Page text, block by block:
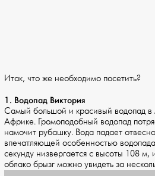
Итак, что же необходимо посетить?
1. Водопад Виктория
Самый большой и красивый водопад в
Африке. Громоподобный водопад
намочит рубашку. Вода падает
впечатляющей особенностью
секунду низвергается с высоты 108
облако брызг можно увидеть за